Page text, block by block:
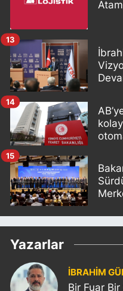
13
14
15
Yazarlar
İBRAHİM
Bir Fuar